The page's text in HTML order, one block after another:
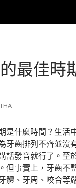
最佳時
是什麼時間？生活
牙齒排列不齊並沒
話發音就行了。至
但事實上，牙齒不
體、牙周、咬合等